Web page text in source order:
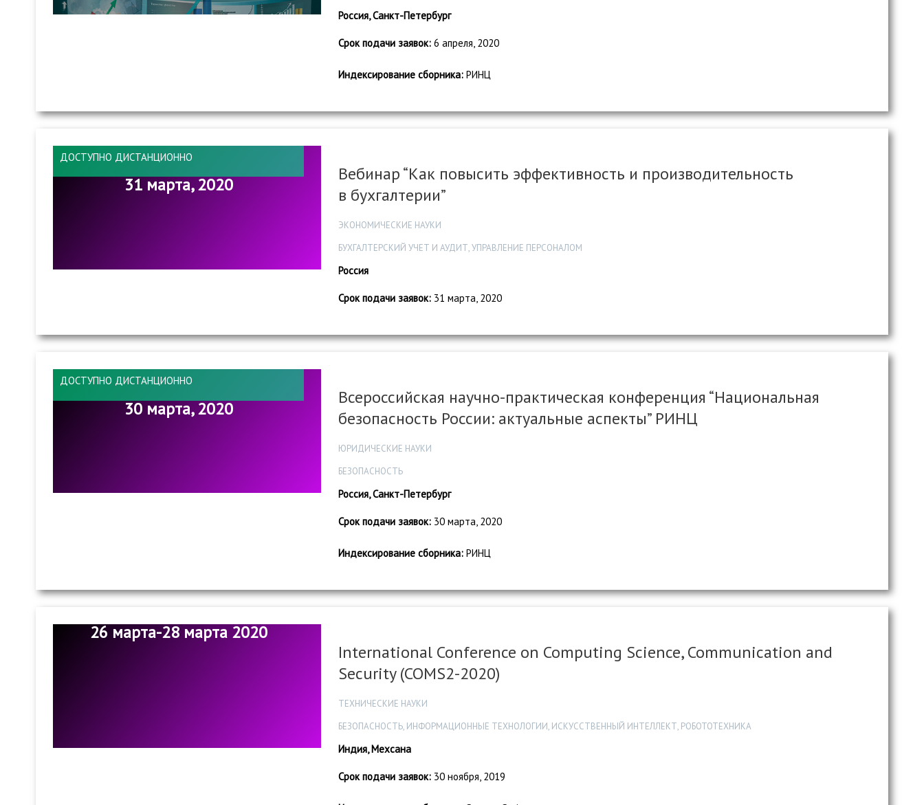
Россия, Санкт-Петербург
Срок подачи заявок: 6 апреля, 2020
Индексирование сборника: РИНЦ
ДОСТУПНО ДИСТАНЦИОННО
31 марта, 2020
Вебинар “Как повысить эффективность и производительность
в бухгалтерии”
ЭКОНОМИЧЕСКИЕ НАУКИ
БУХГАЛТЕРСКИЙ УЧЕТ И АУДИТ, УПРАВЛЕНИЕ ПЕРСОНАЛОМ
Россия
Срок подачи заявок: 31 марта, 2020
ДОСТУПНО ДИСТАНЦИОННО
30 марта, 2020
Всероссийская научно-практическая конференция “Национальная
безопасность России: актуальные аспекты” РИНЦ
ЮРИДИЧЕСКИЕ НАУКИ
БЕЗОПАСНОСТЬ
Россия, Санкт-Петербург
Срок подачи заявок: 30 марта, 2020
Индексирование сборника: РИНЦ
26 марта-28 марта 2020
International Conference on Computing Science, Communication and
Security (COMS2-2020)
ТЕХНИЧЕСКИЕ НАУКИ
БЕЗОПАСНОСТЬ, ИНФОРМАЦИОННЫЕ ТЕХНОЛОГИИ, ИСКУССТВЕННЫЙ ИНТЕЛЛЕКТ, РОБОТОТЕХНИКА
Индия, Мехсана
Срок подачи заявок: 30 ноября, 2019